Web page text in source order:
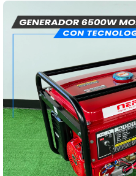
ALEMANA
ALEMANA